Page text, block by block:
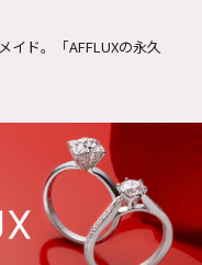
ド。
「AFFLUXの永久